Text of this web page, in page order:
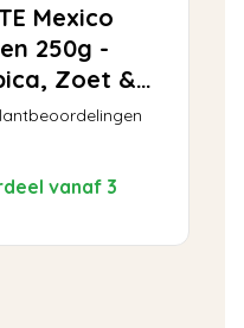
250g -
Zoet &
vanaf 3